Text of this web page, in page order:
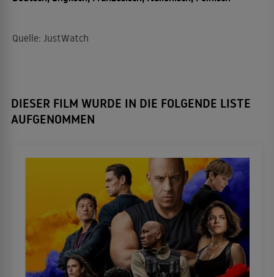
Quelle: JustWatch
DIESER FILM WURDE IN DIE FOLGENDE LISTE
AUFGENOMMEN